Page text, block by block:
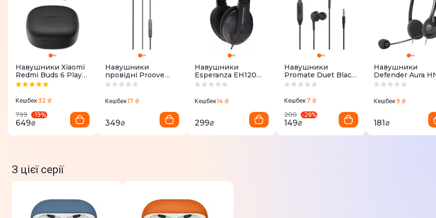
Навушники Xiaomi
Redmi Buds 6 Play
(BHR8776GL) Black
Кешбек32 ₴
799
-19%
649₴
Навушники
провідні Proove
Scape J4 (3.5mm)
Кешбек17 ₴
349₴
Навушники
Esperanza EH120
(Black)
Кешбек14 ₴
299₴
Навушники
Promate Duet Black
(duet.black)
Кешбек7 ₴
200
-26%
149₴
Навушники
Defender Aura
102 (Black) 63102
Кешбек9 ₴
181₴
З цієї серії